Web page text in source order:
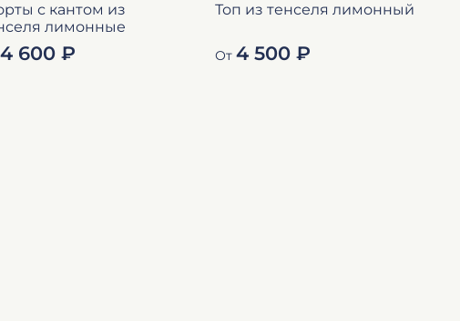
с кантом из
лимонные
4 600 ₽
Топ из тенселя лимонный
От 4 500 ₽